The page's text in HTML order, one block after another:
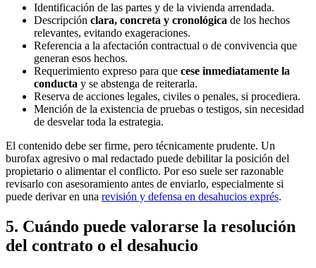
Identificación de las partes y de la vivienda arrendada.
Descripción clara, concreta y cronológica de los hechos
relevantes, evitando exageraciones.
Referencia a la afectación contractual o de convivencia que
generan esos hechos.
Requerimiento expreso para que cese inmediatamente la
conducta y se abstenga de reiterarla.
Reserva de acciones legales, civiles o penales, si procediera.
Mención de la existencia de pruebas o testigos, sin necesidad
de desvelar toda la estrategia.
El contenido debe ser firme, pero técnicamente prudente. Un
burofax agresivo o mal redactado puede debilitar la posición del
propietario o alimentar el conflicto. Por eso suele ser razonable
revisarlo con asesoramiento antes de enviarlo, especialmente si
puede derivar en una revisión y defensa en desahucios exprés.
5. Cuándo puede valorarse la resolución
del contrato o el desahucio